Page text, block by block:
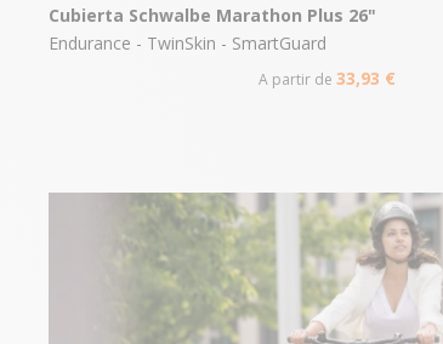
Cubierta Schwalbe Marathon Plus 26"
Endurance - TwinSkin - SmartGuard
A partir de 33,93 €